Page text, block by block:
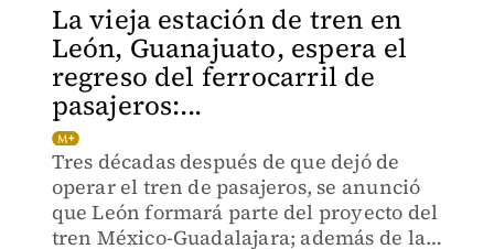
La vieja estación de tren en
León, Guanajuato, espera el
regreso del ferrocarril de
pasajeros:...
Tres décadas después de que dejó de
operar el tren de pasajeros, se anunció
que León formará parte del proyecto del
tren México-Guadalajara; además de la